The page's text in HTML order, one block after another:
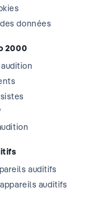
données
2000
auditifs
auditifs